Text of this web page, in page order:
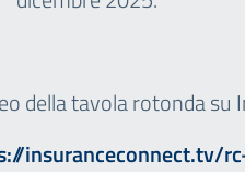
della tavola rotonda su
insuranceconnect.tv/